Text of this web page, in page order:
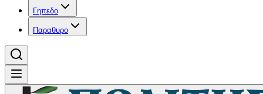
Γηπεδο
Παραθυρο